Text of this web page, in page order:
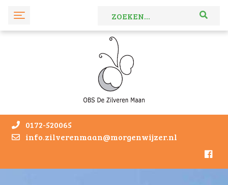
0172-520065
info.zilverenmaan@morgenwijzer.nl